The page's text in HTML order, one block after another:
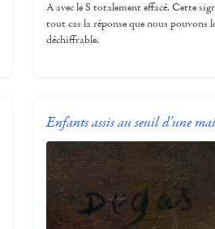
A avec le S totalement effacé. Cette
tout cas la réponse que nous
déchiffrable.
Enfants assis au seuil d'une